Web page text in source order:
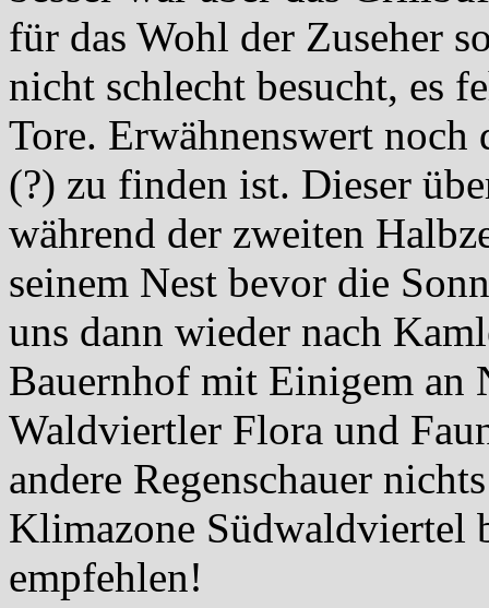
für das Wohl der Zuseher
nicht schlecht besucht, es
Tore. Erwähnenswert
(?) zu finden ist. Dieser
während der zweiten
seinem Nest bevor die
uns dann wieder nach
Bauernhof mit Einigem an
Waldviertler Flora und
andere Regenschauer
Klimazone Südwaldviertel
empfehlen!